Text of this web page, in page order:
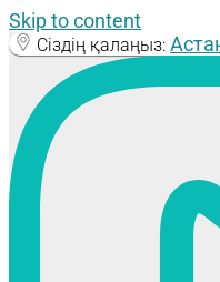
Skip to content
Сіздің қалаңыз: